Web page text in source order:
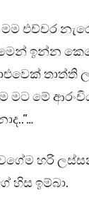
එච්චර
ඉන්න
තාත්ති
මට මේ
හරි
හිස ඉම්බා.